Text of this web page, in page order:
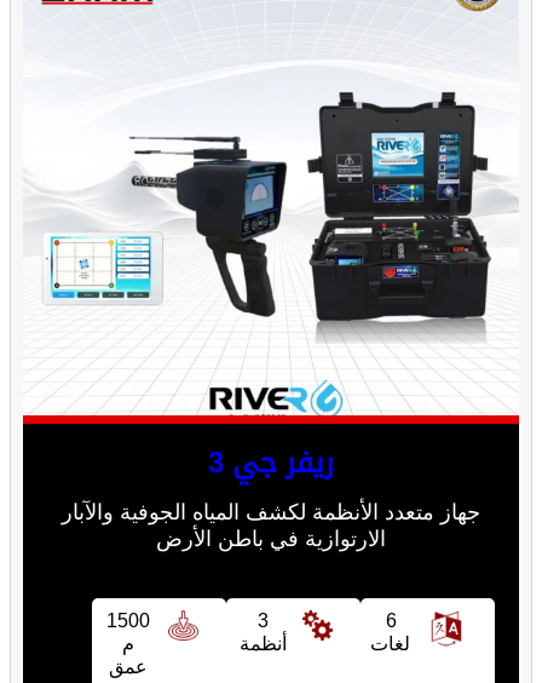
ريفر جي 3
جهاز متعدد الأنظمة لكشف المياه الجوفية والآبار
الارتوازية في باطن الأرض
6
لغات
3
أنظمة
1500
م
عمق